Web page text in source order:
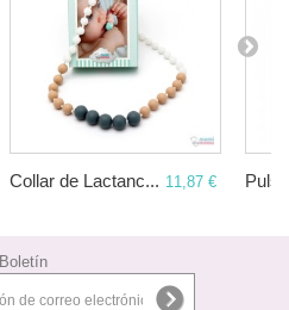
Collar de Lactanc... 11,87 €
Boletín